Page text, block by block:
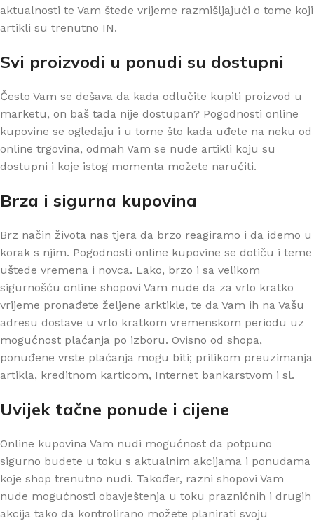
aktualnosti te Vam štede vrijeme razmišljajući o tome koji
artikli su trenutno IN.
Svi proizvodi u ponudi su dostupni
Često Vam se dešava da kada odlučite kupiti proizvod u
marketu, on baš tada nije dostupan? Pogodnosti online
kupovine se ogledaju i u tome što kada uđete na neku od
online trgovina, odmah Vam se nude artikli koju su
dostupni i koje istog momenta možete naručiti.
Brza i sigurna kupovina
Brz način života nas tjera da brzo reagiramo i da idemo u
korak s njim. Pogodnosti online kupovine se dotiču i teme
uštede vremena i novca. Lako, brzo i sa velikom
sigurnošću online shopovi Vam nude da za vrlo kratko
vrijeme pronađete željene arktikle, te da Vam ih na Vašu
adresu dostave u vrlo kratkom vremenskom periodu uz
mogućnost plaćanja po izboru. Ovisno od shopa,
ponuđene vrste plaćanja mogu biti; prilikom preuzimanja
artikla, kreditnom karticom, Internet bankarstvom i sl.
Uvijek tačne ponude i cijene
Online kupovina Vam nudi mogućnost da potpuno
sigurno budete u toku s aktualnim akcijama i ponudama
koje shop trenutno nudi. Također, razni shopovi Vam
nude mogućnosti obavještenja u toku prazničnih i drugih
akcija tako da kontrolirano možete planirati svoju